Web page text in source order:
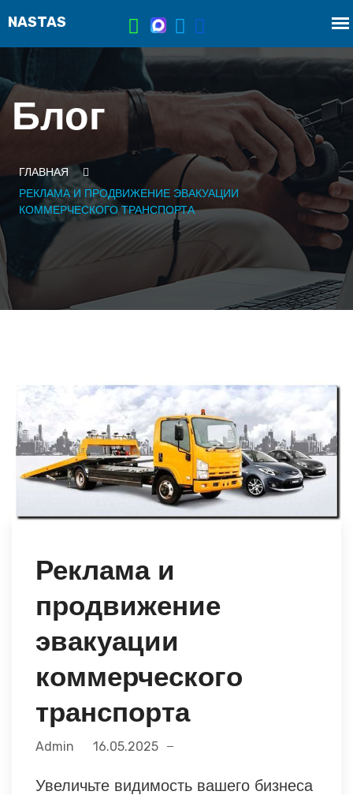
Блог
ГЛАВНАЯ
РЕКЛАМА И ПРОДВИЖЕНИЕ ЭВАКУАЦИИ
КОММЕРЧЕСКОГО ТРАНСПОРТА
Реклама и
продвижение
эвакуации
коммерческого
транспорта
Admin 16.05.2025
Увеличьте видимость вашего бизнеса